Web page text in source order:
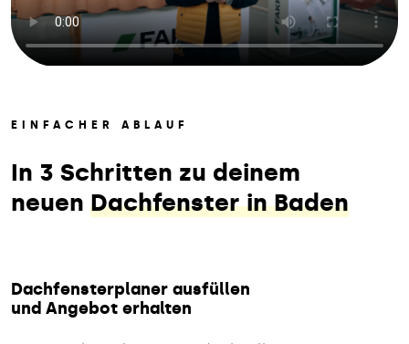
EINFACHER ABLAUF
In 3 Schritten zu deinem
neuen Dachfenster in Baden
Dachfensterplaner ausfüllen
und Angebot erhalten